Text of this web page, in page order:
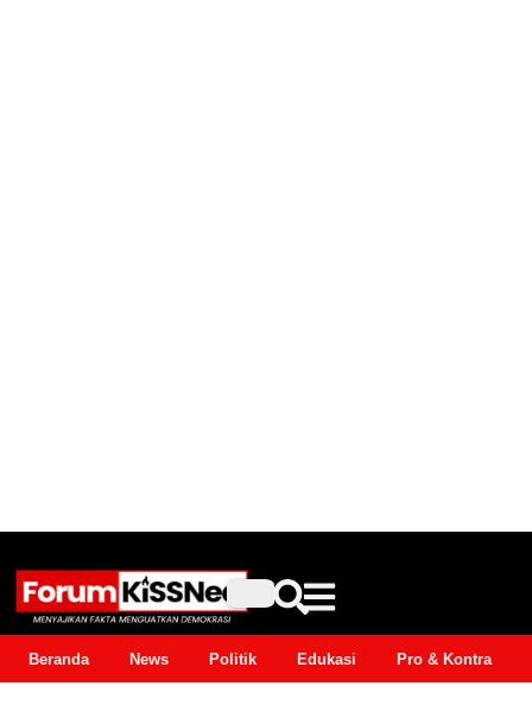
Beranda News Politik Edukasi Pro & Kontra